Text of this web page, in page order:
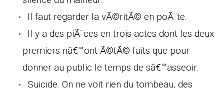
Il faut regarder la vÃ©ritÃ© en poÃ¨te.
Il y a des piÃ¨ces en trois actes dont les deux
premiers nâ€™ont Ã©tÃ© faits que pour
donner au public le temps de sâ€™asseoir.
Suicide. On ne voit rien du tombeau, des